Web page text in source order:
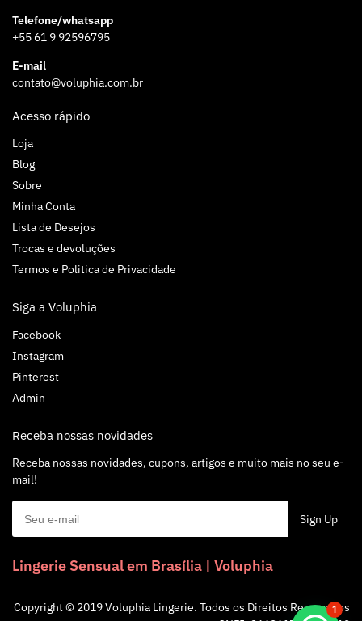
Telefone/whatsapp
+55 61 9 92596795
E-mail
contato@voluphia.com.br
Acesso rápido
Loja
Blog
Sobre
Minha Conta
Lista de Desejos
Trocas e devoluções
Termos e Politica de Privacidade
Siga a Voluphia
Facebook
Instagram
Pinterest
Admin
Receba nossas novidades
Receba nossas novidades, cupons, artigos e muito mais no seu e-
mail!
Lingerie Sensual em Brasília | Voluphia
Copyright © 2019 Voluphia Lingerie. Todos os Direitos Reservados
1
Alguém de Brasília comprou um